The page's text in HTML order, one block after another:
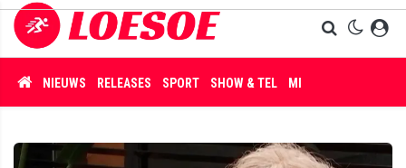
NIEUWS RELEASES SPORT SHOW & TEL MISDAAD